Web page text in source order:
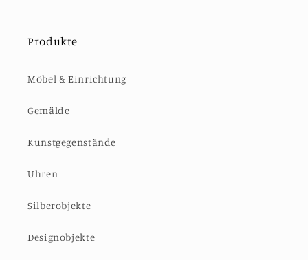
Produkte
Möbel & Einrichtung
Gemälde
Kunstgegenstände
Uhren
Silberobjekte
Designobjekte